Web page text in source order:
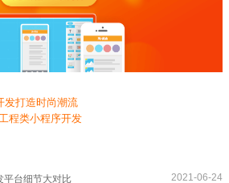
发打造时尚潮流
程类小程序开发
平台细节大对比 2021-06-24